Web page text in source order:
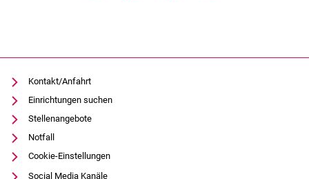
Kontakt/Anfahrt
Einrichtungen suchen
Stellenangebote
Notfall
Cookie-Einstellungen
Social Media Kanäle